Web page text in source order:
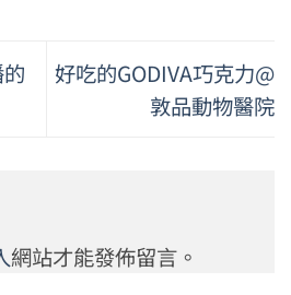
好吃的GODIVA巧克力@
敦品動物醫院
網站才能發佈留言。